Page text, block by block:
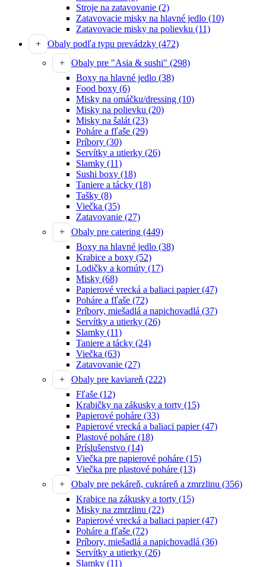
Stroje na zatavovanie (2)
Zatavovacie misky na hlavné jedlo (10)
Zatavovacie misky na polievku (11)
Obaly podľa typu prevádzky (472)
Obaly pre "Asia & sushi" (298)
Boxy na hlavné jedlo (38)
Food boxy (6)
Misky na omáčku/dressing (10)
Misky na polievku (20)
Misky na šalát (23)
Poháre a fľaše (29)
Príbory (30)
Servítky a utierky (26)
Slamky (11)
Sushi boxy (18)
Taniere a tácky (18)
Tašky (8)
Viečka (35)
Zatavovanie (27)
Obaly pre catering (449)
Boxy na hlavné jedlo (38)
Krabice a boxy (52)
Lodičky a kornúty (17)
Misky (68)
Papierové vrecká a baliaci papier(47)
Poháre a fľaše (72)
Príbory, miešadlá a napichovadlá (37)
Servítky a utierky (26)
Slamky (11)
Taniere a tácky (24)
Viečka (63)
Zatavovanie (27)
Obaly pre kaviareň (222)
Fľaše (12)
Krabičky na zákusky a torty (15)
Papierové poháre (33)
Papierové vrecká a baliaci papier(47)
Plastové poháre (18)
Príslušenstvo (14)
Viečka pre papierové poháre (15)
Viečka pre plastové poháre (13)
Obaly pre pekáreň, cukráreň a zmrzlinu (356)
Krabice na zákusky a torty (15)
Misky na zmrzlinu (22)
Papierové vrecká a baliaci papier(47)
Poháre a fľaše (72)
Príbory, miešadlá a napichovadlá (36)
Servítky a utierky (26)
Slamky (11)